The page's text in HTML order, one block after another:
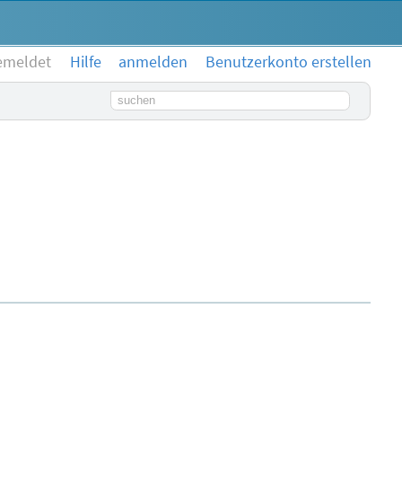
Hilfe anmelden
Benutzerkonto erstellen
Suchbegriff